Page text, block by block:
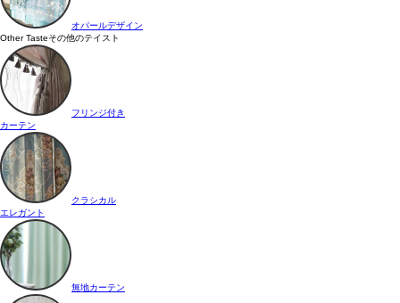
オパールデザイン
Other Tasteその他のテイスト
フリンジ付き
カーテン
クラシカル
エレガント
無地カーテン